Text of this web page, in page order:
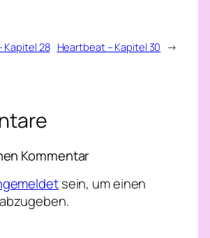
Kapitel 28 Heartbeat – Kapitel 30 →
Kommentar
sein, um einen